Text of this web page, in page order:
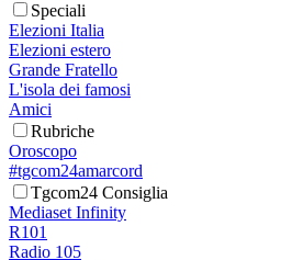
Speciali
Elezioni Italia
Elezioni estero
Grande Fratello
L'isola dei famosi
Amici
Rubriche
Oroscopo
#tgcom24amarcord
Tgcom24 Consiglia
Mediaset Infinity
R101
Radio 105